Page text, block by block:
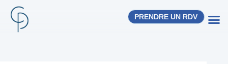
PRENDRE UN RDV